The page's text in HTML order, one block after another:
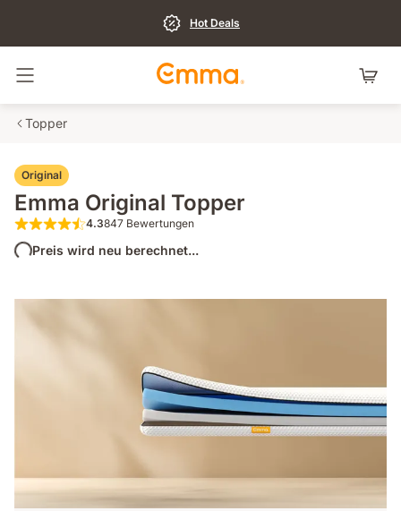
Hot Deals
Navigation umschalten
Topper
Original
Emma Original Topper
4.3 von 5 Sternen 847 Bewertungen
4.3847 Bewertungen
Preis wird neu berechnet...